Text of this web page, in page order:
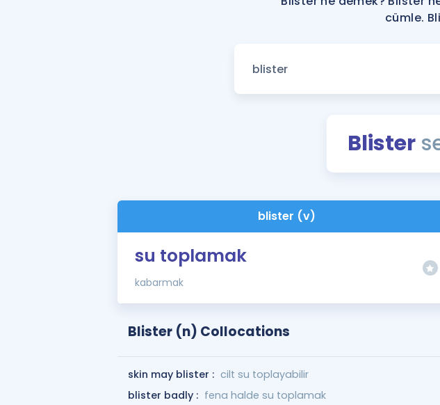
cümle.
Blister
blister (v)
su toplamak
kabarmak
Blister (n) Collocations
skin may blister : cilt su toplayabilir
blister badly : fena halde su toplamak